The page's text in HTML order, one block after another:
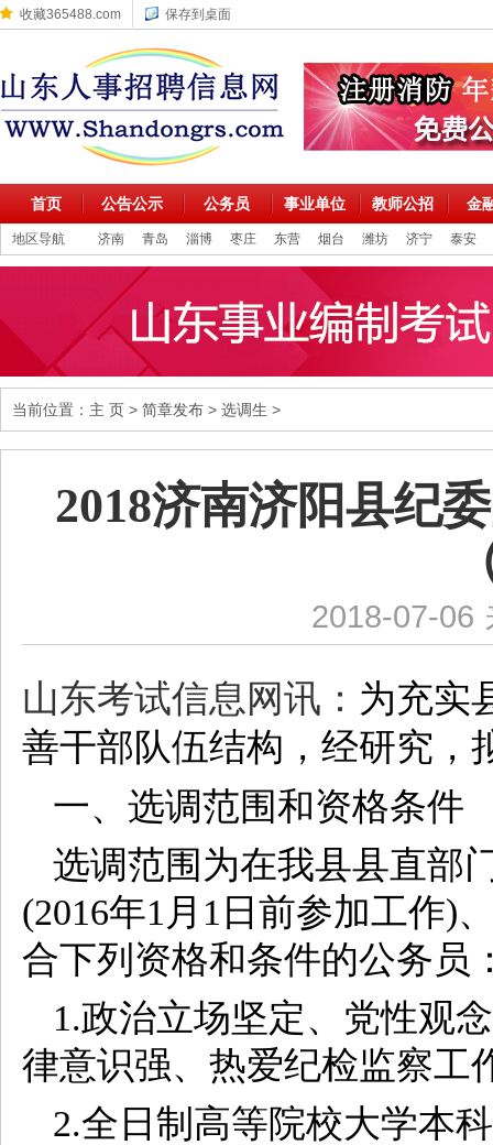
收藏365488.com 保存到桌面
首页 公告公示 公务员 事业单位 教师公招 金
地区导航 济南 青岛 淄博 枣庄 东营 烟台 潍坊 济宁 泰安
当前位置： 主 页 > 简章发布 > 选调生 >
2018济南济阳县纪
2018-07-06
山东考试信息网讯： 为充实
善干部队伍结构，经研究，
一、选调范围和资格条件
选调范围为在我县县直部
(2016年1月1日前参加工作)
合下列资格和条件的公务员
1.政治立场坚定、党性观
律意识强、热爱纪检监察工
2.全日制高等院校大学本